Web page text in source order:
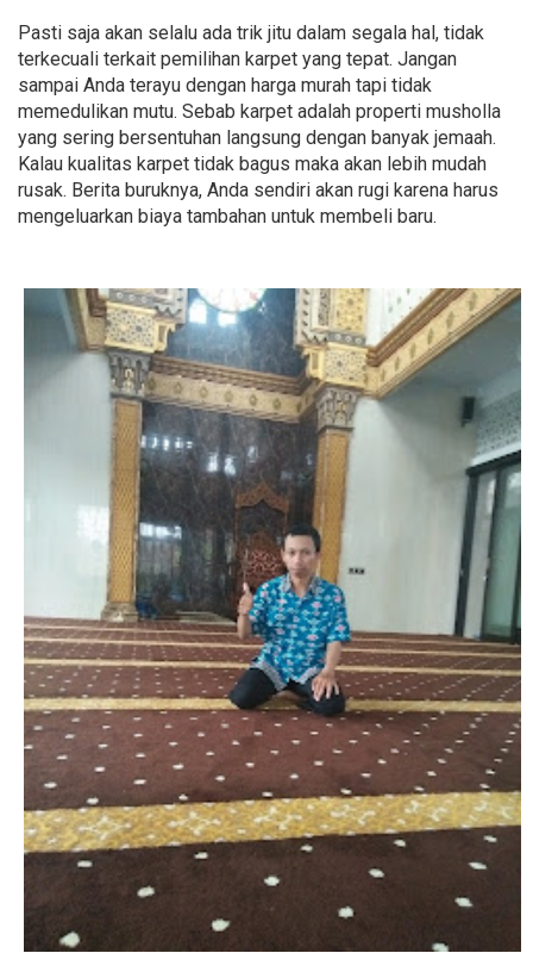
Pasti saja akan selalu ada trik jitu dalam segala hal, tidak
terkecuali terkait pemilihan karpet yang tepat. Jangan
sampai Anda terayu dengan harga murah tapi tidak
memedulikan mutu. Sebab karpet adalah properti musholla
yang sering bersentuhan langsung dengan banyak jemaah.
Kalau kualitas karpet tidak bagus maka akan lebih mudah
rusak. Berita buruknya, Anda sendiri akan rugi karena harus
mengeluarkan biaya tambahan untuk membeli baru.